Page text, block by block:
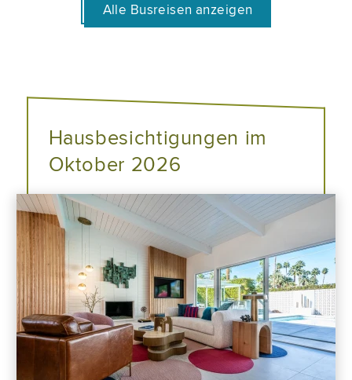
Alle Busreisen anzeigen
Hausbesichtigungen im
Oktober 2026